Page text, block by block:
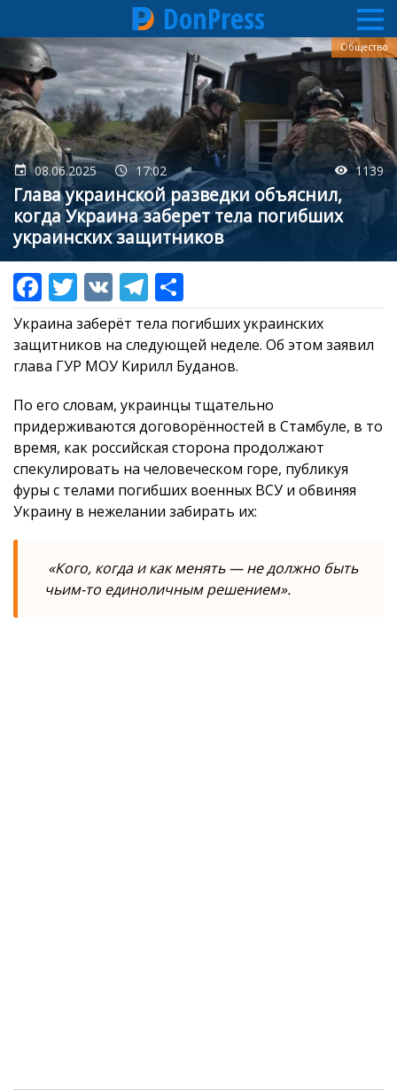
Перейти
к
основному
содержанию
DonPress
08.06.2025 17:02 1139
Глава украинской разведки объяснил,
когда Украина заберет тела погибших
украинских защитников
Общество
Украина заберёт тела погибших украинских
защитников на следующей неделе. Об этом заявил
глава ГУР МОУ Кирилл Буданов.
По его словам, украинцы тщательно
придерживаются договорённостей в Стамбуле, в то
время, как российская сторона продолжают
спекулировать на человеческом горе, публикуя
фуры с телами погибших военных ВСУ и обвиняя
Украину в нежелании забирать их:
«Кого, когда и как менять — не должно быть
чьим-то единоличным решением».